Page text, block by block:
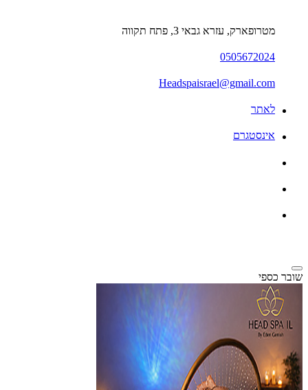
מטרופארק, עזרא גבאי 3, פתח תקווה
0505672024
Headspaisrael@gmail.com
לאתר
אינסטגרם
שובר כספי